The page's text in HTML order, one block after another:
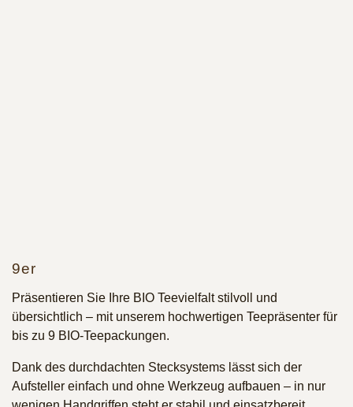
9er
Präsentieren Sie Ihre BIO Teevielfalt stilvoll und
übersichtlich – mit unserem hochwertigen Teepräsenter für
bis zu 9 BIO-Teepackungen.
Dank des durchdachten Stecksystems lässt sich der
Aufsteller einfach und ohne Werkzeug aufbauen – in nur